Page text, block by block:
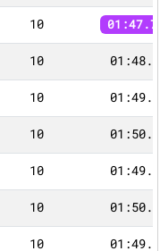
10
10
10
10
10
10
10